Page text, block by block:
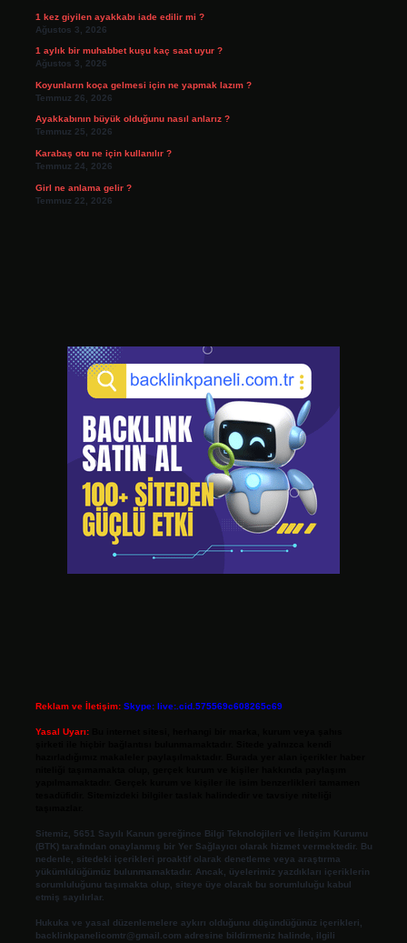
1 kez giyilen ayakkabı iade edilir mi ?
Ağustos 3, 2026
1 aylık bir muhabbet kuşu kaç saat uyur ?
Ağustos 3, 2026
Koyunların koça gelmesi için ne yapmak lazım ?
Temmuz 26, 2026
Ayakkabının büyük olduğunu nasıl anlarız ?
Temmuz 25, 2026
Karabaş otu ne için kullanılır ?
Temmuz 24, 2026
Girl ne anlama gelir ?
Temmuz 22, 2026
Reklam ve İletişim: Skype: live:.cid.575569c608265c69
Yasal Uyarı:
Sitemiz, 5651 Sayılı Kanun gereğince Bilgi Teknolojileri ve İletişim Kurumu
(BTK) tarafından onaylanmış bir Yer Sağlayıcı olarak hizmet vermektedir. Bu
nedenle, sitedeki içerikleri proaktif olarak denetleme veya araştırma
yükümlülüğümüz bulunmamaktadır. Ancak, üyelerimiz yazdıkları içeriklerin
sorumluluğunu taşımakta olup, siteye üye olarak bu sorumluluğu kabul
etmiş sayılırlar.
Hukuka ve yasal düzenlemelere aykırı olduğunu düşündüğünüz içerikleri,
backlinkpanelicomtr@gmail.com adresine bildirmeniz halinde, ilgili